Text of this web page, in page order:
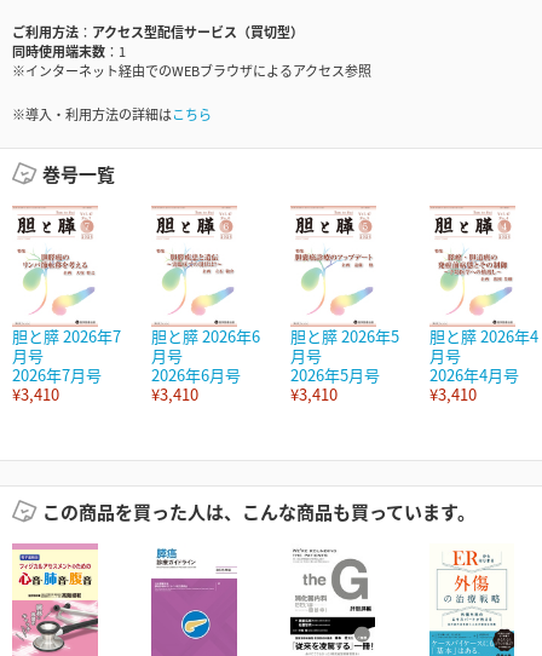
ご利用方法
アクセス型配信サービス（買切型）
同時使用端末数
1
※インターネット経由でのWEBブラウザによるアクセス参照
※導入・利用方法の詳細はこちら
巻号一覧
胆と膵 2026年7
月号
2026年7月号
¥3,410
胆と膵 2026年6
月号
2026年6月号
¥3,410
胆と膵 2026年5
月号
2026年5月号
¥3,410
胆と膵 2026年4
月号
2026年4月号
¥3,410
この商品を買った人は、こんな商品も買っています。